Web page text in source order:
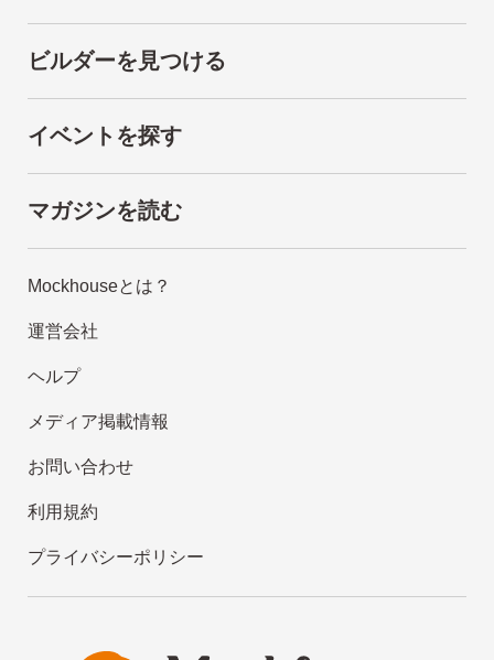
ビルダーを見つける
イベントを探す
マガジンを読む
Mockhouseとは？
運営会社
ヘルプ
メディア掲載情報
お問い合わせ
利用規約
プライバシーポリシー